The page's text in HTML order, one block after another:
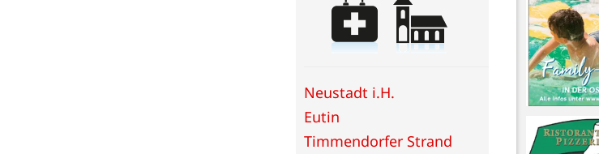
Neustadt i.H.
Eutin
Timmendorfer Strand